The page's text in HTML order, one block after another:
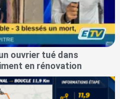
ouvrier tué dans
en rénovation